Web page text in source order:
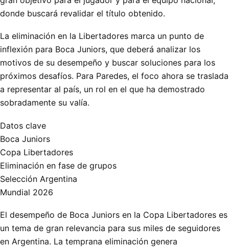
donde buscará revalidar el título obtenido.
La eliminación en la Libertadores marca un punto de
inflexión para Boca Juniors, que deberá analizar los
motivos de su desempeño y buscar soluciones para los
próximos desafíos. Para Paredes, el foco ahora se traslada
a representar al país, un rol en el que ha demostrado
sobradamente su valía.
Datos clave
Boca Juniors
Copa Libertadores
Eliminación en fase de grupos
Selección Argentina
Mundial 2026
El desempeño de Boca Juniors en la Copa Libertadores es
un tema de gran relevancia para sus miles de seguidores
en Argentina. La temprana eliminación genera